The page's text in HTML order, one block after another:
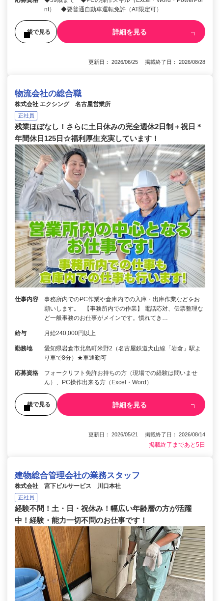
nt） ◆要普通自動車運転免許（AT限定可）
後で見る 詳細を見る
更新日： 2026/06/25 掲載終了日： 2026/08/28
物流会社の総合職
株式会社 エクシング 名古屋営業所
正社員
残業ほぼなし！さらに土日休みの完全週休2日制＋祝日＊
年間休日125日☆福利厚生充実しています！
仕事内容
事務所内でのPC作業や倉庫内での入庫・出庫作業などをお
願いします。 【事務所内での作業】 電話応対、伝票整理な
ど一般事務のお仕事がメインです。慣れてき…
給与 月給240,000円以上
勤務地
愛知県岩倉市北島町米野2（名古屋鉄道犬山線「岩倉」駅よ
り車で8分）★車通勤可
応募資格
フォークリフト免許お持ちの方（現場での経験は問いませ
ん）、PC操作出来る方（Excel・Word）
後で見る 詳細を見る
更新日： 2026/05/21 掲載終了日： 2026/08/14
掲載終了まであと5日
建物総合管理会社の業務スタッフ
株式会社 宮下ビルサービス 川口本社
正社員
経験不問！土・日・祝休み！幅広い年齢層の方が活躍
中！経験・能力一切不問のお仕事です！